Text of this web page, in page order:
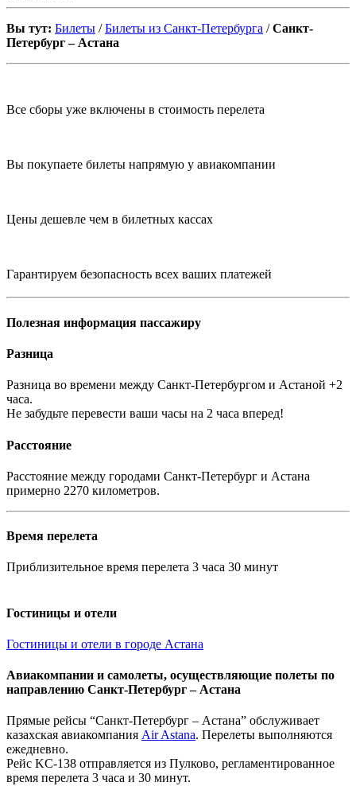
Вы тут: Билеты /Билеты из Санкт-Петербурга /Санкт-
Петербург – Астана
Все сборы уже включены в стоимость перелета
Вы покупаете билеты напрямую у авиакомпании
Цены дешевле чем в билетных кассах
Гарантируем безопасность всех ваших платежей
Полезная информация пассажиру
Разница
Разница во времени между Санкт-Петербургом и Астаной +2
часа.
Не забудьте перевести ваши часы на 2 часа вперед!
Расстояние
Расстояние между городами Санкт-Петербург и Астана
примерно 2270 километров.
Время перелета
Приблизительное время перелета 3 часа 30 минут
Гостиницы и отели
Гостиницы и отели в городе Астана
Авиакомпании и самолеты, осуществляющие полеты по
направлению Санкт-Петербург – Астана
Прямые рейсы “Санкт-Петербург – Астана” обслуживает
казахская авиакомпания Air Astana. Перелеты выполняются
ежедневно.
Рейс KC-138 отправляется из Пулково, регламентированное
время перелета 3 часа и 30 минут.